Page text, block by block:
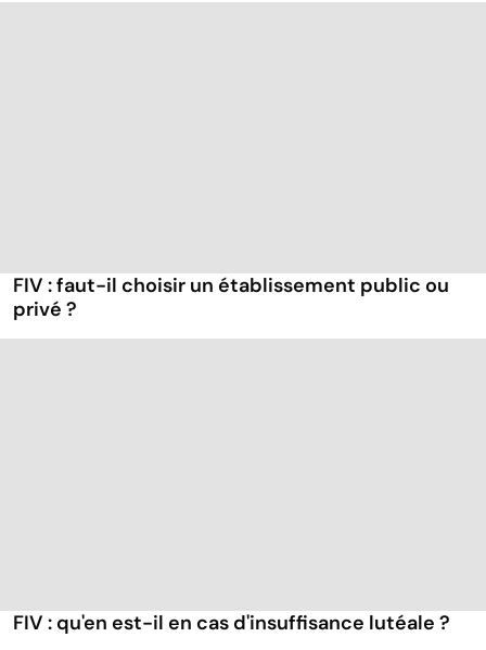
FIV : faut-il choisir un établissement public ou
privé ?
FIV : qu'en est-il en cas d'insuffisance lutéale ?